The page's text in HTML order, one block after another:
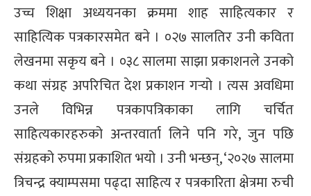
उच्च शिक्षा अध्ययनका क्रममा शाह साहित्यकार र
साहित्यिक पत्रकारसमेत बने । ०२७ सालतिर उनी कविता
लेखनमा सकृय बने । ०३८ सालमा साझा प्रकाशनले उनको
कथा संग्रह अपरिचित देश प्रकाशन गर्‍यो । त्यस अवधिमा
उनले विभिन्न पत्रकापत्रिकाका लागि चर्चित
साहित्यकारहरुको अन्तरवार्ता लिने पनि गरे, जुन पछि
संग्रहको रुपमा प्रकाशित भयो । उनी भन्छन्, ‘२०२७ सालमा
त्रिचन्द्र क्याम्पसमा पढ्दा साहित्य र पत्रकारिता क्षेत्रमा रुची